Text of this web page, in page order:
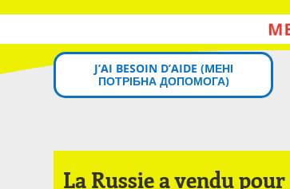
J’AI BESOIN D’AIDE (MЕНІ
ПОТРІБНА ДОПОМОГА)
La Russie a vendu pour